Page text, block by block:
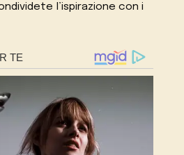
l’ispirazione con i